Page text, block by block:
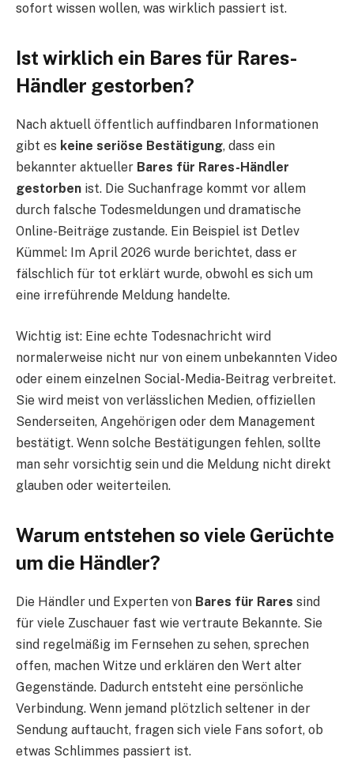
sofort wissen wollen, was wirklich passiert ist.
Ist wirklich ein Bares für Rares-
Händler gestorben?
Nach aktuell öffentlich auffindbaren Informationen
gibt es keine seriöse Bestätigung, dass ein
bekannter aktueller Bares für Rares-Händler
gestorben ist. Die Suchanfrage kommt vor allem
durch falsche Todesmeldungen und dramatische
Online-Beiträge zustande. Ein Beispiel ist Detlev
Kümmel: Im April 2026 wurde berichtet, dass er
fälschlich für tot erklärt wurde, obwohl es sich um
eine irreführende Meldung handelte.
Wichtig ist: Eine echte Todesnachricht wird
normalerweise nicht nur von einem unbekannten Video
oder einem einzelnen Social-Media-Beitrag verbreitet.
Sie wird meist von verlässlichen Medien, offiziellen
Senderseiten, Angehörigen oder dem Management
bestätigt. Wenn solche Bestätigungen fehlen, sollte
man sehr vorsichtig sein und die Meldung nicht direkt
glauben oder weiterteilen.
Warum entstehen so viele Gerüchte
um die Händler?
Die Händler und Experten von Bares für Rares sind
für viele Zuschauer fast wie vertraute Bekannte. Sie
sind regelmäßig im Fernsehen zu sehen, sprechen
offen, machen Witze und erklären den Wert alter
Gegenstände. Dadurch entsteht eine persönliche
Verbindung. Wenn jemand plötzlich seltener in der
Sendung auftaucht, fragen sich viele Fans sofort, ob
etwas Schlimmes passiert ist.